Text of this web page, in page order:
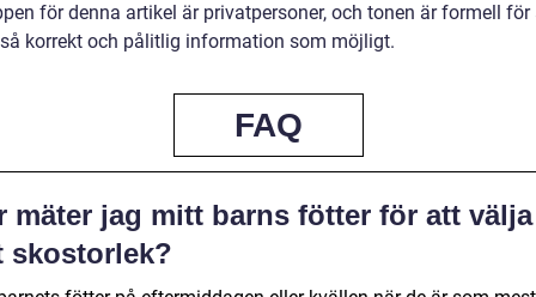
för denna artikel är privatpersoner, och tonen är formell för
korrekt och pålitlig information som möjligt.
FAQ
mäter jag mitt barns fötter för att välja
skostorlek?